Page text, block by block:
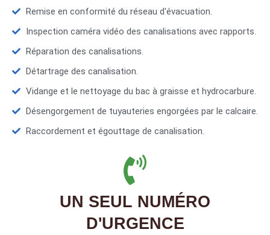
Remise en conformité du réseau d'évacuation.
Inspection caméra vidéo des canalisations avec rapports.
Réparation des canalisations.
Détartrage des canalisation.
Vidange et le nettoyage du bac à graisse et hydrocarbure.
Désengorgement de tuyauteries engorgées par le calcaire.
Raccordement et égouttage de canalisation.
UN SEUL NUMÉRO
D'URGENCE